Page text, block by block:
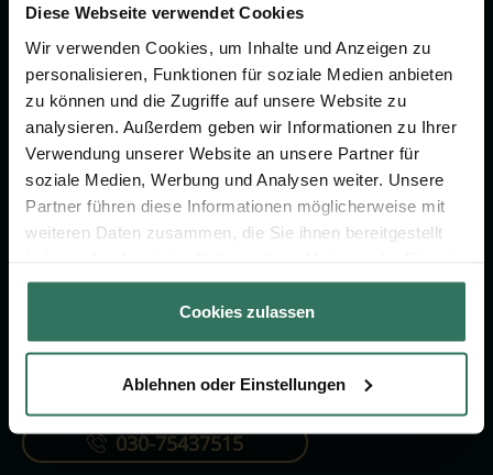
Diese Webseite verwendet Cookies
Wir verwenden Cookies, um Inhalte und Anzeigen zu
personalisieren, Funktionen für soziale Medien anbieten
zu können und die Zugriffe auf unsere Website zu
analysieren. Außerdem geben wir Informationen zu Ihrer
Verwendung unserer Website an unsere Partner für
soziale Medien, Werbung und Analysen weiter. Unsere
Partner führen diese Informationen möglicherweise mit
weiteren Daten zusammen, die Sie ihnen bereitgestellt
gesammelt haben.
Cookies zulassen
Ablehnen oder Einstellungen
Vorsorge.
Jetzt beraten lassen
FÜR SIE
Vergleich
Verzeichnis
FÜR BESTATTER
Online-Portal
KONTAKTIEREN SIE UNS
030-75437515